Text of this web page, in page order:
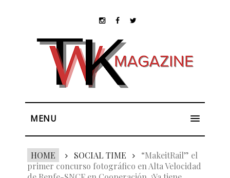
MENU
HOME SOCIAL TIME
“MakeitRail” el
primer concurso fotográfico en Alta Velocidad